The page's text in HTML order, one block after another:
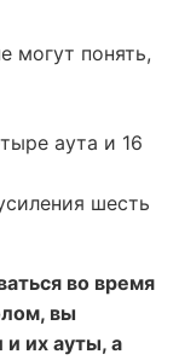
могут понять,
аута и 16
шесть
во время
вы
их ауты, а